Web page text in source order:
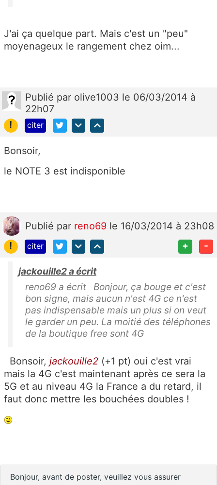
J'ai ça quelque part. Mais c'est un "peu"
moyenageux le rangement chez oim...
Publié par olive1003 le 06/03/2014 à
22h07
!
citer
Bonsoir,
le NOTE 3 est indisponible
Publié par reno69 le 16/03/2014 à 23h08
!
citer + -
jackouille2 a écrit
reno69 a écrit Bonjour, ça bouge et c'est
bon signe, mais aucun n'est 4G ce n'est
pas indispensable mais un plus si on veut
le garder un peu. La moitié des téléphones
de la boutique free sont 4G
Bonsoir, jackouille2 (+1 pt) oui c'est vrai
mais la 4G c'est maintenant après ce sera la
5G et au niveau 4G la France a du retard, il
faut donc mettre les bouchées doubles !
Bonjour, avant de poster, veuillez vous assurer